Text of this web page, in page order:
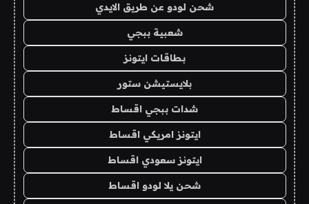
شحن لودو عن طريق الايدي
شعبية ببجي
بطاقات ايتونز
بلايستيشن ستور
شدات ببجي اقساط
ايتونز امريكي اقساط
ايتونز سعودي اقساط
شحن يلا لودو اقساط